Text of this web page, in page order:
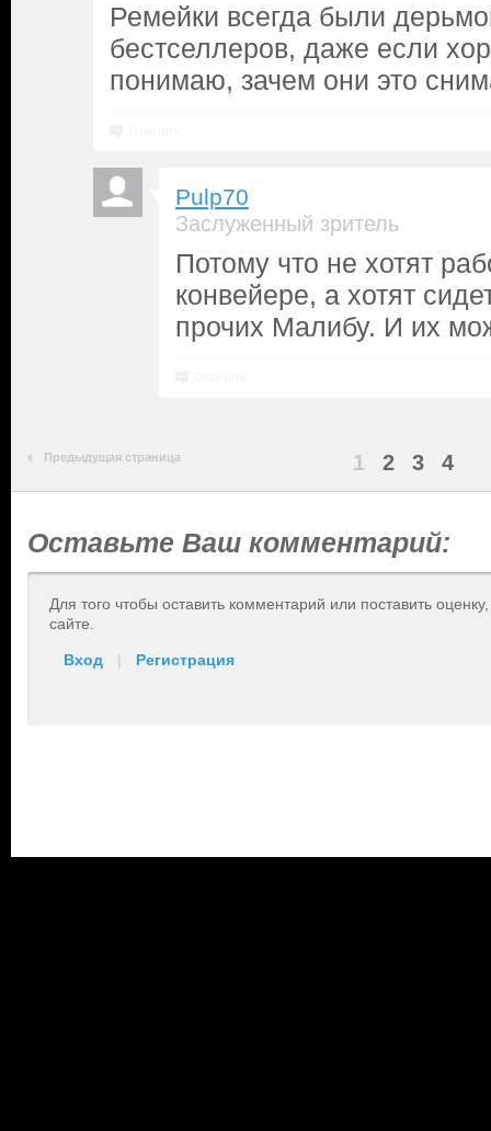
Ремейки всегда были
бестселлеров, даже если
понимаю, зачем они это
Pulp70
Заслуженный зритель
Потому что не хотят
конвейере, а хотят
прочих Малибу. И их
Предыдущая страница 1 2 3 4
Оставьте Ваш комментарий:
Для того чтобы оставить комментарий или поставить
сайте.
Вход | Регистрация